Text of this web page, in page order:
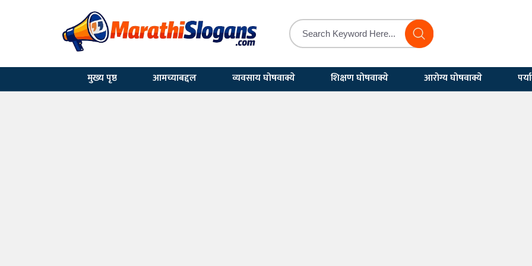
मुख्य पृष्ठ आमच्याबद्दल व्यवसाय घोषवाक्ये शिक्षण घोषवाक्ये आरोग्य घोषवाक्ये